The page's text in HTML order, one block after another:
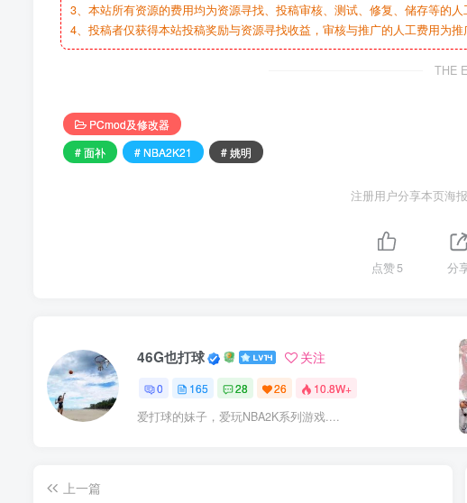
3、本站所有资源的费用均为资源寻找、投稿审核、测试、修复、储存等的
4、投稿者仅获得本站投稿奖励与资源寻找收益，审核与推广的人工费用为推
THE
PCmod及修改器
# 面补
# NBA2K21 # 姚明
注册用户分享本页海
点赞5 分
46G也打球 关注
0 165 28 26 10.8W+
爱打球的妹子，爱玩NBA2K系列游戏....
上一篇